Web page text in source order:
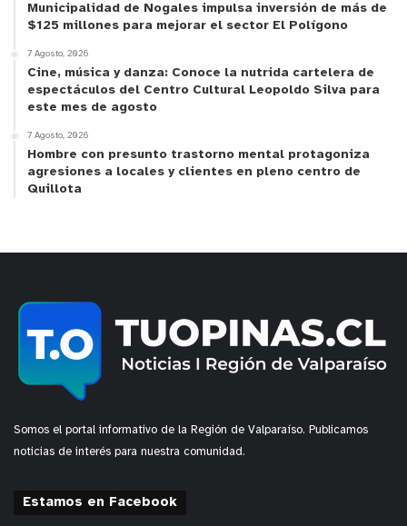
Municipalidad de Nogales impulsa inversión de más de
$125 millones para mejorar el sector El Polígono
7 Agosto, 2026
Cine, música y danza: Conoce la nutrida cartelera de
espectáculos del Centro Cultural Leopoldo Silva para
este mes de agosto
7 Agosto, 2026
Hombre con presunto trastorno mental protagoniza
agresiones a locales y clientes en pleno centro de
Quillota
Somos el portal informativo de la Región de Valparaíso. Publicamos
noticias de interés para nuestra comunidad.
Estamos en Facebook